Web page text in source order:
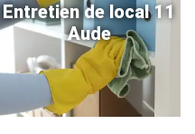
Entretien de local 11
Aude